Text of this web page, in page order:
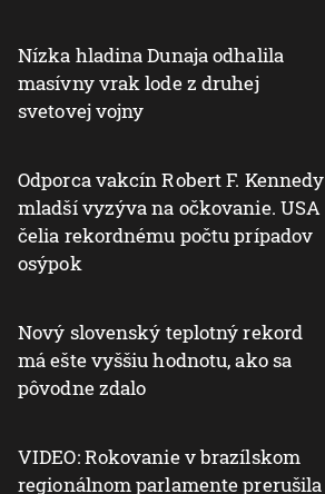
Nízka hladina Dunaja odhalila
masívny vrak lode z druhej
svetovej vojny
Odporca vakcín Robert F. Kennedy
mladší vyzýva na očkovanie. USA
čelia rekordnému počtu prípadov
osýpok
Nový slovenský teplotný rekord
má ešte vyššiu hodnotu, ako sa
pôvodne zdalo
VIDEO: Rokovanie v brazílskom
regionálnom parlamente prerušila